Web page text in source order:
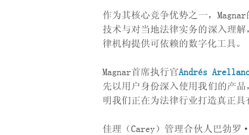
作为其核心竞争优势之一，
技术与对当地法律实务的深入理
律机构提供可依赖的数字化工具。
Magnar首席执行官Andrés
先以用户身份深入使用我们的产
明我们正在为法律行业打造真正
佳理（Carey）管理合伙人巴勃罗